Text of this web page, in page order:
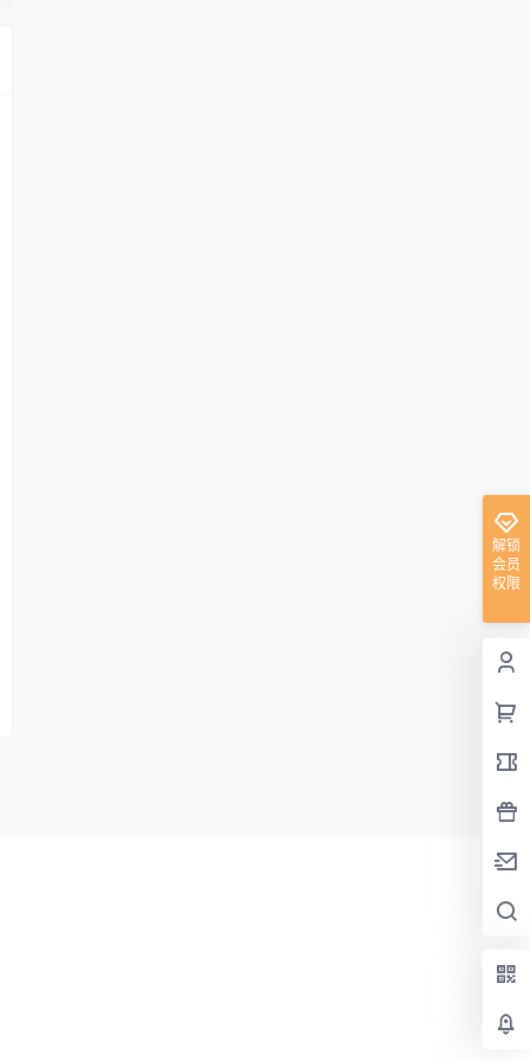
解锁
会员
权限